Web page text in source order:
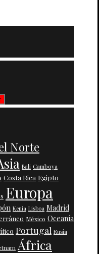
Norte
Bali Camboya
Costa Rica Egipto
Europa
Kenia Lisboa Madrid
México Oceanía
Portugal Rusia
África